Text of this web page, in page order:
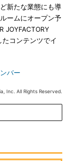
新たな業態にも導
ームにオープン予
JOYFACTORY
コンテンツでイ
バー
Inc. All Rights Reserved.